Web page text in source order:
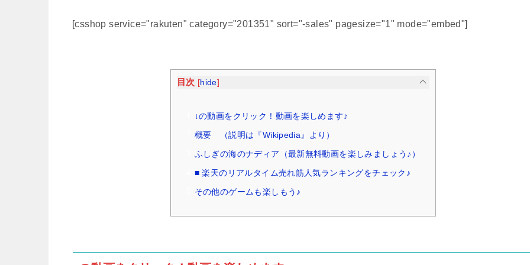
[csshop service="rakuten" category="201351" sort="-sales" pagesize="1" mode="embed"]
目次 [hide]
↓の動画をクリック！動画を楽しめます♪
概要 （説明は『Wikipedia』より）
ふしぎの海のナディア（最新無料動画を楽しみましょう♪）
■ 楽天のリアルタイム売れ筋人気ランキングをチェック♪
その他のゲームも楽しもう♪